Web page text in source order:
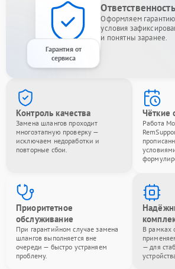
Гарантия от
сервиса
Оформляем
условия
и понятны заранее.
Контроль качества
Замена шлангов проходит
многоэтапную проверку —
исключаем недоработки и
повторные сбои.
Чёткие
Работа
Приоритетное
обслуживание
При гарантийном случае замена
шлангов выполняется вне
очереди — быстро устраняем
проблему.
В рамках
— для